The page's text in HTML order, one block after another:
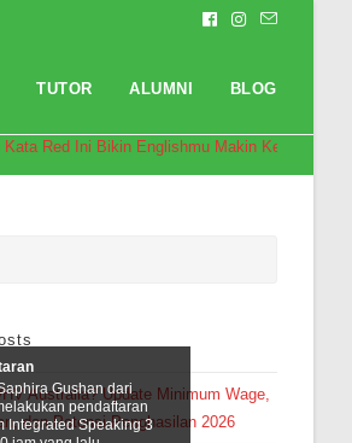
TUTOR ALUMNI BLOG
Red Ini Bikin Englishmu Makin Keren!
Australia? Update Minimum Wage,
dan Potensi Penghasilan 2026
Gushan dari
pendaftaran
Integrated Speaking 3